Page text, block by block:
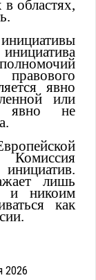
областях,
явно
или
явно не
лишь
и никоим
как
2026